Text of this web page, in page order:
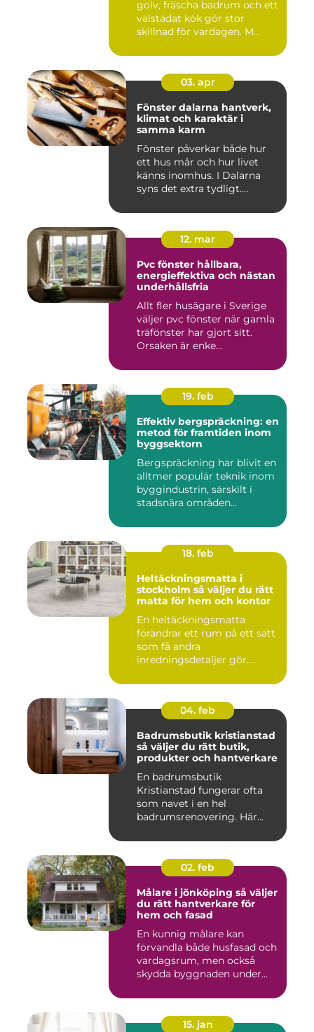
golv, fräscha badrum och ett
välstädat kök gör stor
skillnad för vardagen. M...
03. apr
Fönster dalarna hantverk,
klimat och karaktär i
samma karm
Fönster påverkar både hur
ett hus mår och hur livet
känns inomhus. I Dalarna
syns det extra tydligt....
12. mar
Pvc fönster hållbara,
energieffektiva och nästan
underhållsfria
Allt fler husägare i Sverige
väljer pvc fönster när gamla
träfönster har gjort sitt.
Orsaken är enke...
19. feb
Effektiv bergspräckning: en
metod för framtiden inom
byggsektorn
Bergspräckning har blivit en
alltmer populär teknik inom
byggindustrin, särskilt i
stadsnära områden...
18. feb
Heltäckningsmatta i
stockholm så väljer du rätt
matta för hem och kontor
En heltäckningsmatta
förändrar ett rum på ett sätt
som få andra
inredningsdetaljer gör.
04. feb
Badrumsbutik kristianstad
så väljer du rätt butik,
produkter och hantverkare
En badrumsbutik
Kristianstad fungerar ofta
som navet i en hel
badrumsrenovering. Här
02. feb
Målare i jönköping så väljer
du rätt hantverkare för
hem och fasad
En kunnig målare kan
förvandla både husfasad och
vardagsrum, men också
skydda byggnaden under
15. jan